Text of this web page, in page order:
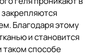
Благодаря этому
и становится
способе